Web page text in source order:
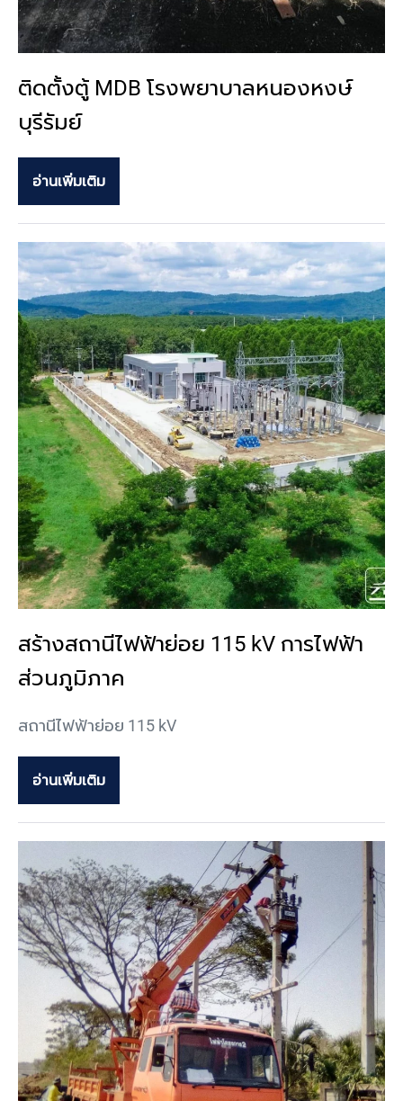
ติดตั้งตู้ MDB โรงพยาบาลหนองหงษ์
บุรีรัมย์
อ่านเพิ่มเติม
สร้างสถานีไฟฟ้าย่อย 115 kV การไฟฟ้า
ส่วนภูมิภาค
สถานีไฟฟ้าย่อย 115 kV
อ่านเพิ่มเติม